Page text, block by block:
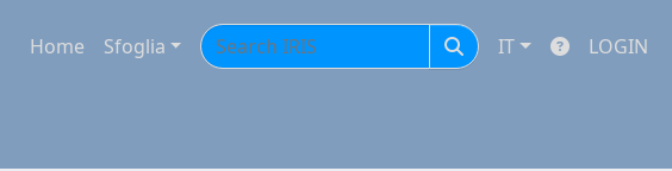
Home Sfoglia IT LOGIN